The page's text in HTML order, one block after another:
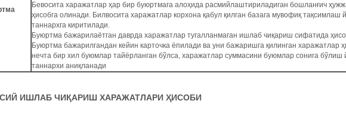
Бевосита харажатлар ҳар бир буюртмага алоҳида расмийлаштириладиган бошланғич
ҳисобга олинади. Билвосита харажатлар корхона қабул қилган базага мувофиқ тақсимлаш
таннархга киритилади.
Буюртма бажарилаётган даврда харажатлар тугалланмаган ишлаб чиқариш сифатида
Буюртма бажарилгандан кейин карточка ёпилади ва уни бажаришга қилинган харажатлар
нечта бир хил буюмлар тайёрланган бўлса, харажатлар суммасини буюмлар сонига бўлиш
таннархи аниқланади
ИШЛАБ ЧИҚАРИШ ХАРАЖАТЛАРИ ҲИСОБИ